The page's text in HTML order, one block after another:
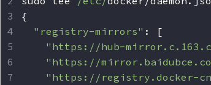
{
"registry-mirrors" : [
"https://hub-
"https://
"https://registry.docker-